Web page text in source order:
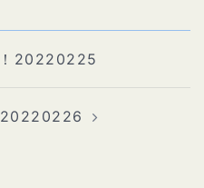
20220225
20220226